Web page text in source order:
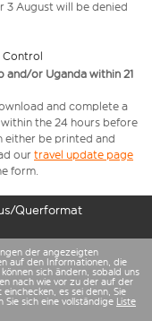
August will be denied
Control
and/or Uganda within 21
and complete a
within the 24 hours before
either be printed and
our travel update page
form.
Querformat
der angezeigten
auf den Informationen, die
sich ändern, sobald uns
nach wie vor zu der auf der
es sei denn, Sie
Sie sich eine vollständige Liste